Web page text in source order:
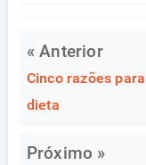
« Anterior
Cinco razões
dieta
Próximo »